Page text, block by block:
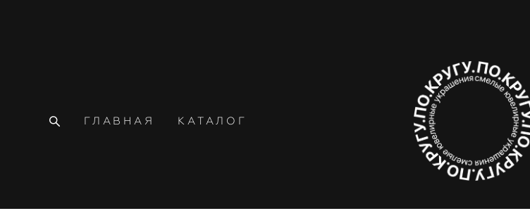
ГЛАВНАЯ КАТАЛОГ